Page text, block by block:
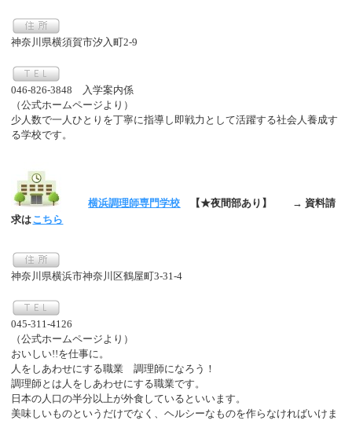
神奈川県横須賀市汐入町2-9
046-826-3848 入学案内係
（公式ホームページより）
少人数で一人ひとりを丁寧に指導し即戦力として活躍する社会人養成す
る学校です。
横浜調理師専門学校 【★夜間部あり】
→ 資料請
求はこちら
神奈川県横浜市神奈川区鶴屋町3-31-4
045-311-4126
（公式ホームページより）
おいしい!!を仕事に。
人をしあわせにする職業 調理師になろう！
調理師とは人をしあわせにする職業です。
日本の人口の半分以上が外食しているといいます。
美味しいものというだけでなく、ヘルシーなものを作らなければいけま